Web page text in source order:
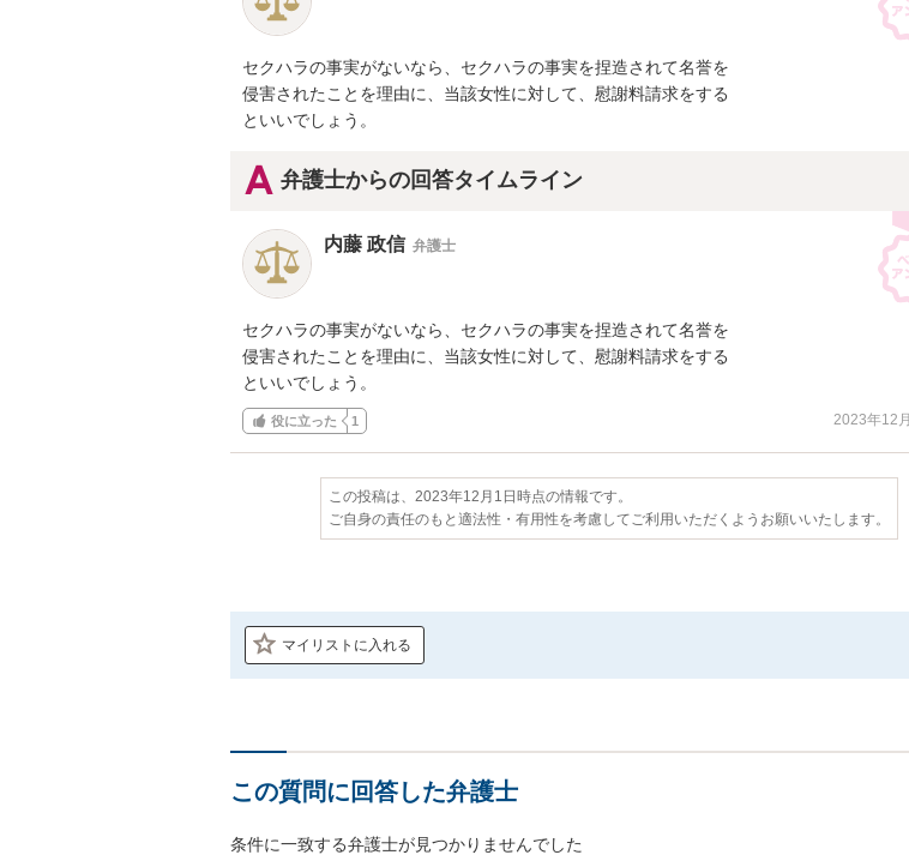
セクハラの事実がないなら、セクハラの事実を捏造されて名誉を
侵害されたことを理由に、当該女性に対して、慰謝料請求をする
といいでしょう。
弁護士からの回答タイムライン
内藤 政信 弁護士
セクハラの事実がないなら、セクハラの事実を捏造されて名誉を
侵害されたことを理由に、当該女性に対して、慰謝料請求をする
といいでしょう。
役に立った 1 2023年12
この投稿は、2023年12月1日時点の情報です。
ご自身の責任のもと適法性・有用性を考慮してご利用いただくようお願いいたします。
マイリストに入れる
この質問に回答した弁護士
条件に一致する弁護士が見つかりませんでした